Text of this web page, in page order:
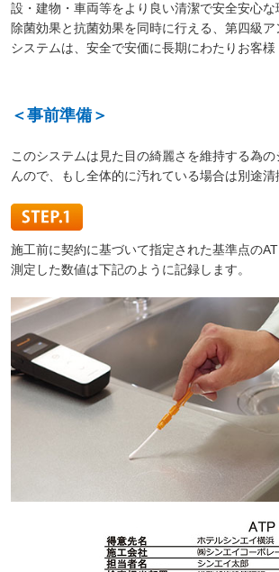
設・建物・車両等をより良い清潔で安全安心
除菌効果と抗菌効果を同時に行える、第四級
システムは、安全で安価に長期にわたりお客
＜事前準備＞
このシステムは見た目の綺麗さを維持する為
んので、もし全体的に汚れている場合は別途
施工前に契約に基づいて指定された基準点の
測定した数値は下記のように記録します。